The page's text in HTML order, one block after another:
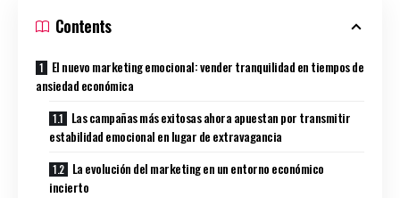
Contents
El nuevo marketing emocional: vender tranquilidad en tiempos de
ansiedad económica
Las campañas más exitosas ahora apuestan por transmitir
estabilidad emocional en lugar de extravagancia
La evolución del marketing en un entorno económico
incierto